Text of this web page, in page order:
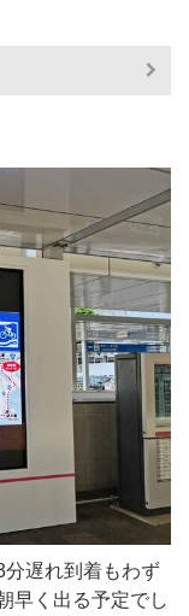
遅れ到着もわず
早く出る予定でし